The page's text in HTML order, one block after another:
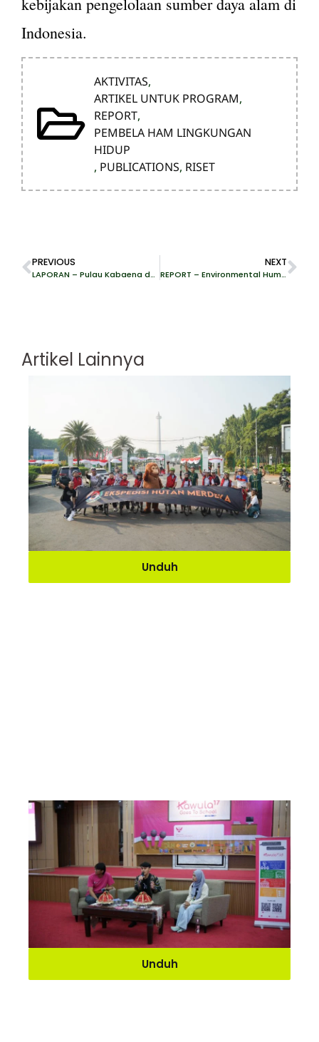
Indonesia.
AKTIVITAS,
ARTIKEL UNTUK PROGRAM,
REPORT,
PEMBELA HAM LINGKUNGAN
HIDUP
, PUBLICATIONS, RISET
PREVIOUS
LAPORAN – Pulau Kabaena dalam Angka: Dinamika Sosial, Ekonomi dan Lingkungan Masyarakat dalam Pusaran Pertambangan Nikel
NEXT
REPORT – Environmental Human Rights Defenders Situation in Indonesia 2025
Artikel Lainnya
Unduh
Unduh